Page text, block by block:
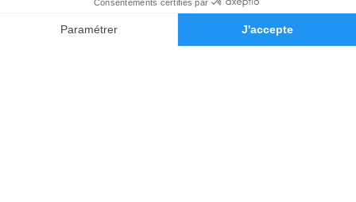
Nos Services
Organiser des obsèques
Liens utiles
Avis de décès